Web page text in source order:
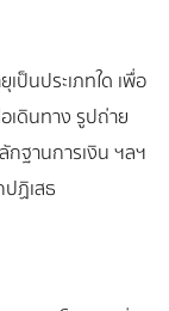
ป็นประเภทใด เพื่อ
เดินทาง รูปถ่าย
ฐานการเงิน ฯลฯ
ฏิเสธ